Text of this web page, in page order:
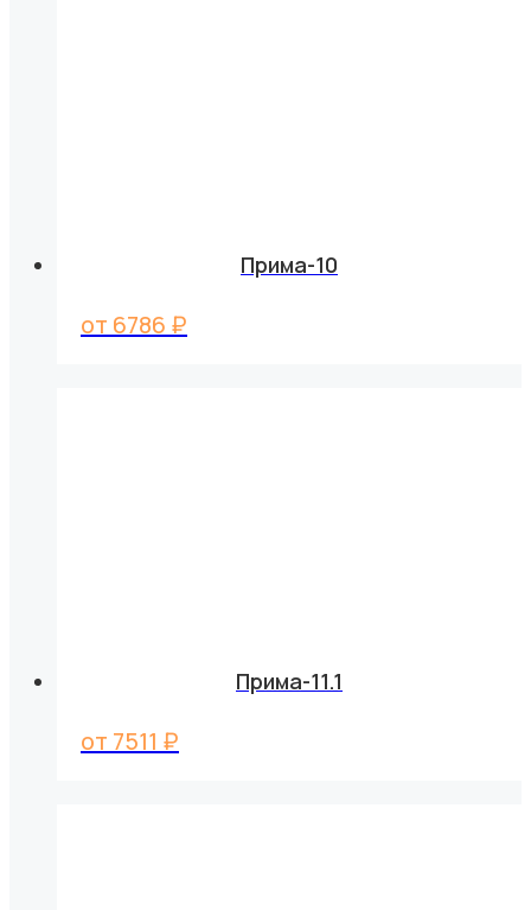
Прима-10
от 6786 ₽
Прима-11.1
от 7511 ₽